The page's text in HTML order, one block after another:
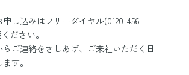
申し込みはフリーダイヤル(0120-456-
ださい。
ご連絡をさしあげ、ご来社いただく日
す。